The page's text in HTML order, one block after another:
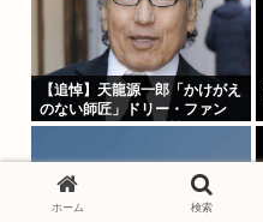
【追悼】天龍源一郎「かけがえ
のない師匠」ドリー・ファン
ク・ジュニアさん追悼
ホーム 検索